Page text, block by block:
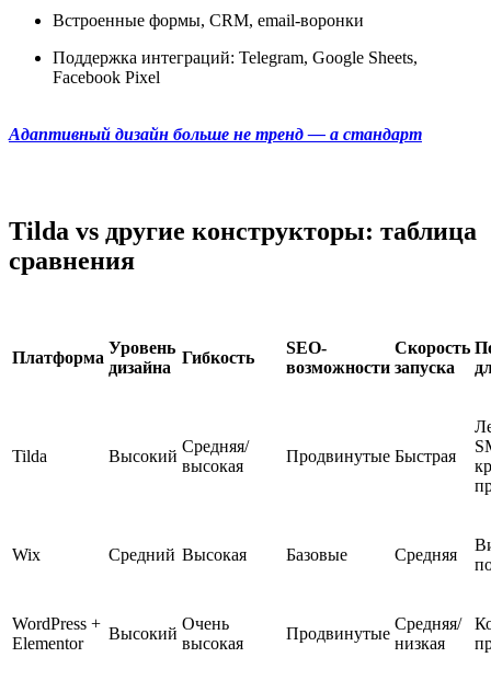
Встроенные формы, CRM, email-воронки
Поддержка интеграций: Telegram, Google Sheets,
Facebook Pixel
Адаптивный дизайн больше не тренд — а стандарт
Tilda vs другие конструкторы: таблица
сравнения
Платформа
Уровень
дизайна
Гибкость
SEO-
возможности
Скорость
запуска
Tilda Высокий
Средняя/
высокая
Продвинутые Быстрая
Wix Средний Высокая Базовые Средняя
WordPress +
Elementor
Высокий
Очень
высокая
Продвинутые
Средняя/
низкая